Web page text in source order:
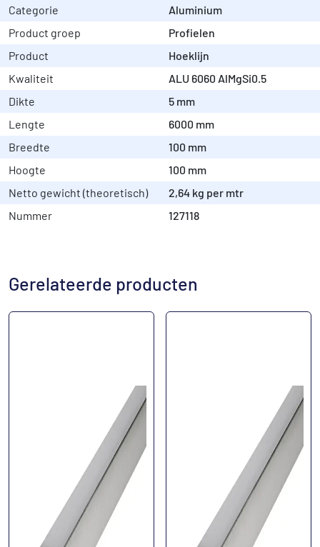
Categorie
Aluminium
Product groep
Profielen
Product
Hoeklijn
Kwaliteit
ALU 6060 AlMgSi0.5
Dikte
5 mm
Lengte
6000 mm
Breedte
100 mm
Hoogte
100 mm
Netto gewicht (theoretisch)
2,64 kg per mtr
Nummer
127118
Gerelateerde producten